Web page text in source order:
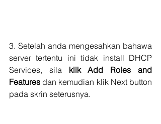
3. Setelah anda mengesahkan bahawa
server tertentu ini tidak install DHCP
Services, sila klik Add Roles and
Features dan kemudian klik Next button
pada skrin seterusnya.